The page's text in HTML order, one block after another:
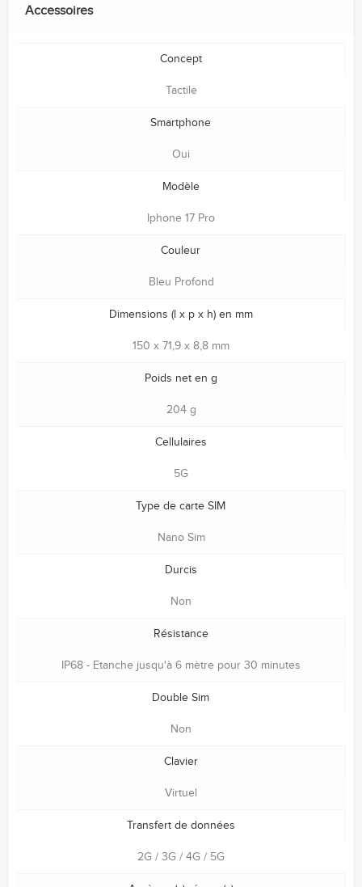
Accessoires
Concept
Tactile
Smartphone
Oui
Modèle
Iphone 17 Pro
Couleur
Bleu Profond
Dimensions (l x p x h) en mm
150 x 71,9 x 8,8 mm
Poids net en g
204 g
Cellulaires
5G
Type de carte SIM
Nano Sim
Durcis
Non
Résistance
IP68 - Etanche jusqu'à 6 mètre pour 30 minutes
Double Sim
Non
Clavier
Virtuel
Transfert de données
2G / 3G / 4G / 5G